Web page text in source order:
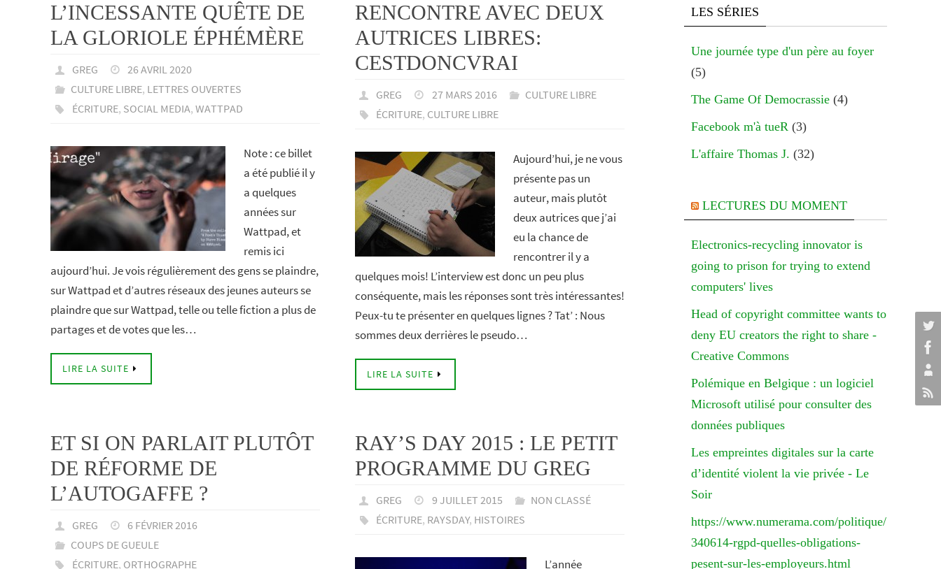
L’INCESSANTE QUÊTE DE
LA GLORIOLE ÉPHÉMÈRE
GREG
26 AVRIL 2020
CULTURE LIBRE, LETTRES OUVERTES
ÉCRITURE, SOCIAL MEDIA, WATTPAD
Note : ce billet
a été publié il y
a quelques
années sur
Wattpad, et
remis ici
aujourd’hui. Je vois régulièrement des gens se plaindre,
sur Wattpad et d’autres réseaux des jeunes auteurs se
plaindre que sur Wattpad, telle ou telle fiction a plus de
partages et de votes que les…
LIRE LA SUITE
RENCONTRE AVEC DEUX
AUTRICES LIBRES:
CESTDONCVRAI
GREG 27 MARS 2016
CULTURE LIBRE
ÉCRITURE, CULTURE LIBRE
Aujourd’hui, je ne vous
présente pas un
auteur, mais plutôt
deux autrices que j’ai
eu la chance de
rencontrer il y a
quelques mois! L’interview est donc un peu plus
conséquente, mais les réponses sont très intéressantes!
Peux-tu te présenter en quelques lignes ? Tat’ : Nous
sommes deux derrières le pseudo…
LIRE LA SUITE
ET SI ON PARLAIT PLUTÔT
DE RÉFORME DE
L’AUTOGAFFE ?
GREG
6 FÉVRIER 2016
COUPS DE GUEULE
ÉCRITURE, ORTHOGRAPHE
RAY’S DAY 2015 : LE PETIT
PROGRAMME DU GREG
GREG 9 JUILLET 2015
NON CLASSÉ
ÉCRITURE, RAYSDAY, HISTOIRES
L’année
LES SÉRIES
Une journée type d'un père au foyer
(5)
The Game Of Democrassie (4)
Facebook m'à tueR (3)
L'affaire Thomas J. (32)
LECTURES DU MOMENT
Electronics-recycling innovator is
going to prison for trying to extend
computers' lives
Head of copyright committee wants to
deny EU creators the right to share -
Creative Commons
Polémique en Belgique : un logiciel
Microsoft utilisé pour consulter des
données publiques
Les empreintes digitales sur la carte
d’identité violent la vie privée - Le
Soir
https://www.numerama.com/politique/
340614-rgpd-quelles-obligations-
pesent-sur-les-employeurs.html